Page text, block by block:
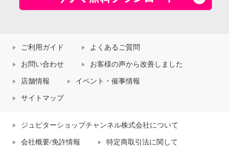
ご利用ガイド よくあるご質問
お問い合わせ お客様の声から改善しました
店舗情報 イベント・催事情報
サイトマップ
ジュピターショップチャンネル株式会社について
会社概要/免許情報 特定商取引法に関して